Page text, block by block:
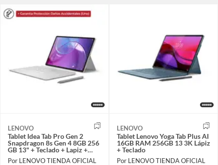
LENOVO
Tablet Idea Tab Pro Gen 2
Snapdragon 8s Gen 4 8GB 256
GB 13" + Teclado + Lapiz +
Garantía ADP ONE
Por LENOVO TIENDA OFICIAL
LENOVO
Tablet Lenovo Yoga Tab Plus AI
16GB RAM 256GB 13 3K Lápiz
+ Teclado
Por LENOVO TIENDA OFICIAL